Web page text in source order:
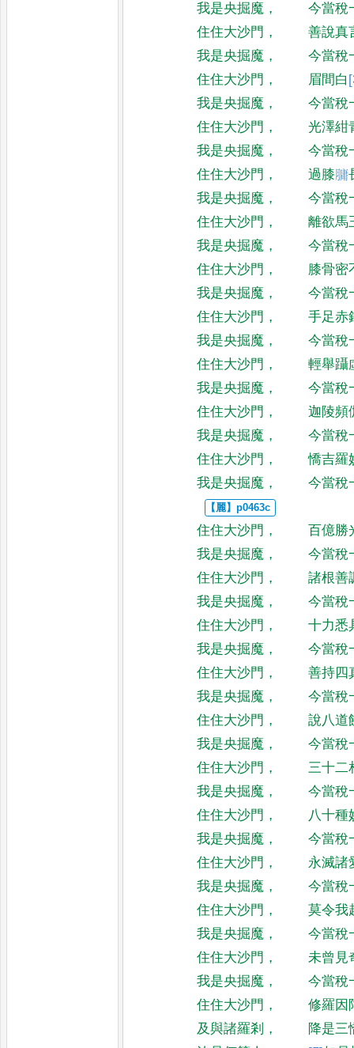
我是央掘魔 ，
今當稅
住住大沙門 ，
善說真
我是央掘魔 ，
今當稅
住住大沙門 ， 眉間白
我是央掘魔 ，
今當稅
住住大沙門 ，
光澤紺
我是央掘魔 ，
今當稅
住住大沙門 ， 過膝𦟛
我是央掘魔 ，
今當稅
住住大沙門 ，
離欲馬
我是央掘魔 ，
今當稅
住住大沙門 ，
膝骨密
我是央掘魔 ，
今當稅
住住大沙門 ，
手足赤
我是央掘魔 ，
今當稅
住住大沙門 ，
輕舉躡
我是央掘魔 ，
今當稅
住住大沙門 ，
迦陵頻
我是央掘魔 ，
今當稅
住住大沙門 ，
憍吉羅
我是央掘魔 ， 今當稅
住住大沙門 ，
百億勝
我是央掘魔 ，
今當稅
住住大沙門 ，
諸根善
我是央掘魔 ，
今當稅
住住大沙門 ，
十力悉
我是央掘魔 ，
今當稅
住住大沙門 ，
善持四
我是央掘魔 ，
今當稅
住住大沙門 ，
說八道
我是央掘魔 ，
今當稅
住住大沙門 ，
三十二
我是央掘魔 ，
今當稅
住住大沙門 ，
八十種
我是央掘魔 ，
今當稅
住住大沙門 ，
永滅諸
我是央掘魔 ，
今當稅
住住大沙門 ，
莫令我
我是央掘魔 ，
今當稅
住住大沙門 ，
未曾見
我是央掘魔 ，
今當稅
住住大沙門 ，
修羅因
及與諸羅剎 ，
降是三